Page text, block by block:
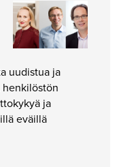
uudistua ja
ja
eväillä